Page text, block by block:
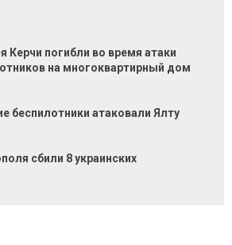
Керчи погибли во время атаки
на многоквартирный дом
беспилотники атаковали Ялту
сбили 8 украинских